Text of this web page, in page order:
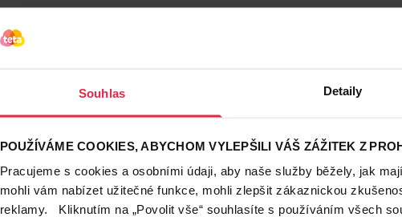
Souhlas Detaily
POUŽÍVÁME COOKIES, ABYCHOM VYLEPŠILI VÁŠ ZÁŽITEK Z
Pracujeme s cookies a osobními údaji, aby naše služby běžely, jak
mohli vám nabízet užitečné funkce, mohli zlepšit zákaznickou
reklamy. Kliknutím na „Povolit vše“ souhlasíte s používáním všech